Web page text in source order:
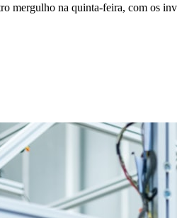
mergulho na quinta-feira, com os